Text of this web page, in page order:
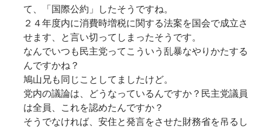
て、「国際公約」したそうですね。
２４年度内に消費時増税に関する法案を国会で成立さ
せます、と言い切ってしまったそうです。
なんでいつも民主党ってこういう乱暴なやりかたする
んですかね？
鳩山兄も同じことしてましたけど。
党内の議論は、どうなっているんですか？民主党議員
は全員、これを認めたんですか？
そうでなければ、安住と発言をさせた財務省を吊るし